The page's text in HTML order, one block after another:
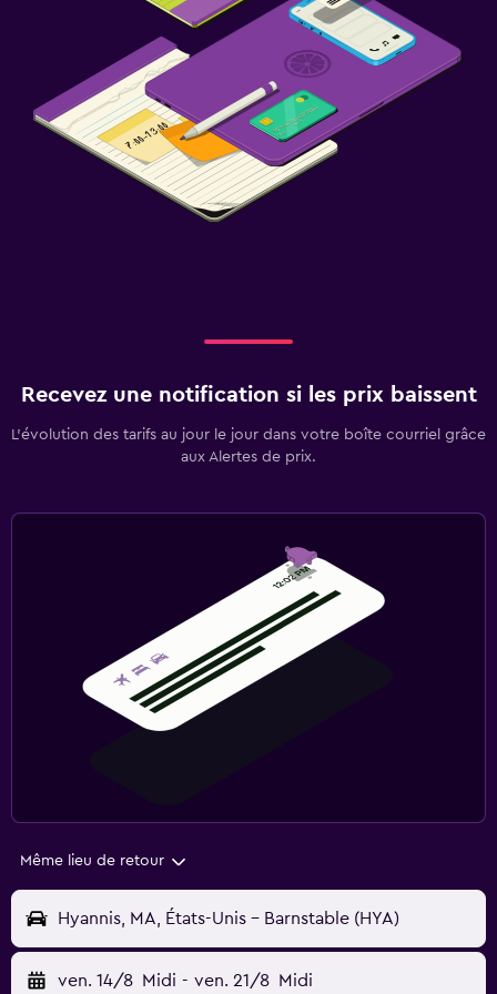
Recevez une notification si les prix baissent
L’évolution des tarifs au jour le jour dans votre boîte courriel grâce
aux Alertes de prix.
Même lieu de retour
Hyannis, MA, États-Unis - Barnstable (HYA)
ven. 14/8 Midi - ven. 21/8 Midi